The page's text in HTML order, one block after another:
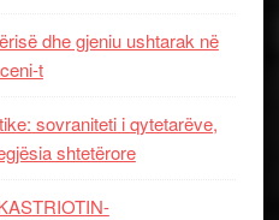
dhe gjeniu ushtarak në
t
sovraniteti i qytetarëve,
shtetërore